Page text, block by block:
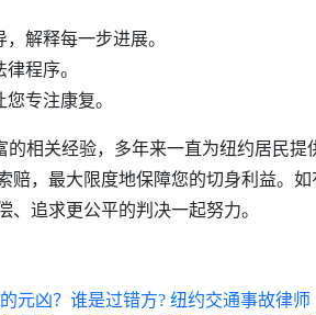
解释每一步进展。
程序。
专注康复。
相关经验， 多年来一直为纽约居民提
赔，最大限度地保障您的切身利益。
、追求更公平的判决一起努力。
元凶？谁是过错方? 纽约交通事故律师